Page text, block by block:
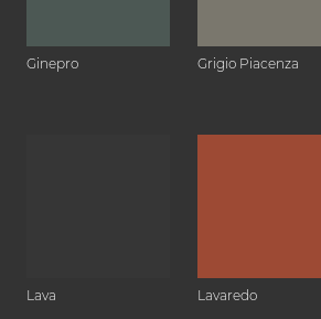
Ginepro Grigio Piacenza
Lava Lavaredo